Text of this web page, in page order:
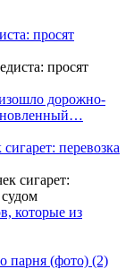
просят
дорожно-
перевозка
которые из
парня (фото) (2)